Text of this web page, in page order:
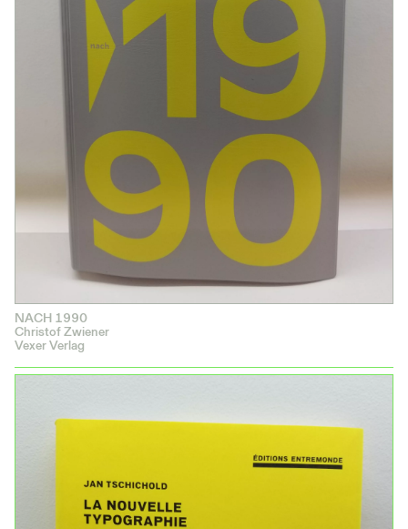
NACH 1990
Christof Zwiener
Vexer Verlag